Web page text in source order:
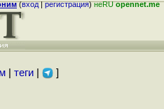
(вход|регистрация)неRUopennet.me
| теги| ]